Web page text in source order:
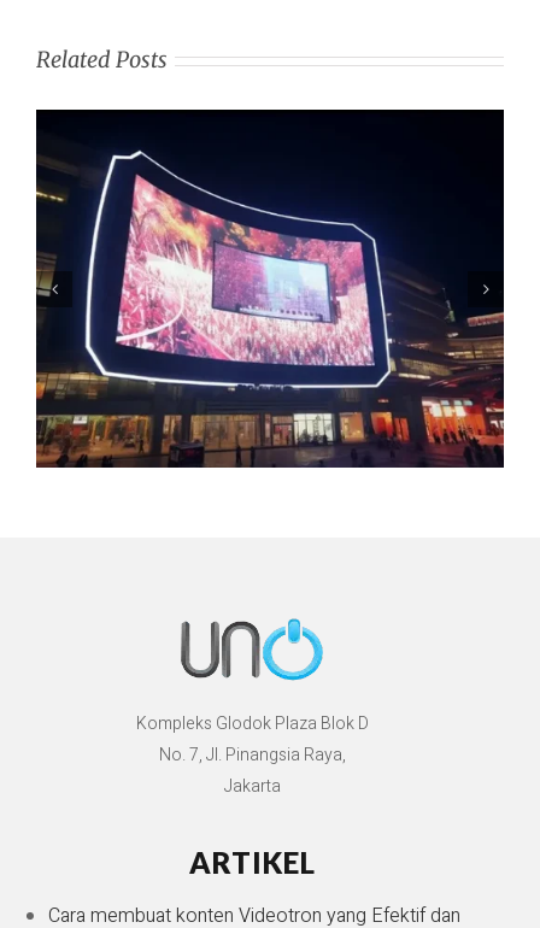
Related Posts
Kompleks Glodok Plaza Blok D
No. 7, Jl. Pinangsia Raya,
Jakarta
ARTIKEL
Cara membuat konten Videotron yang Efektif dan